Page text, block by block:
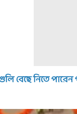
বেছে নিতে